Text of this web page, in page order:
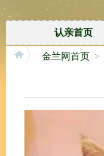
认亲首页
金兰网首页 >